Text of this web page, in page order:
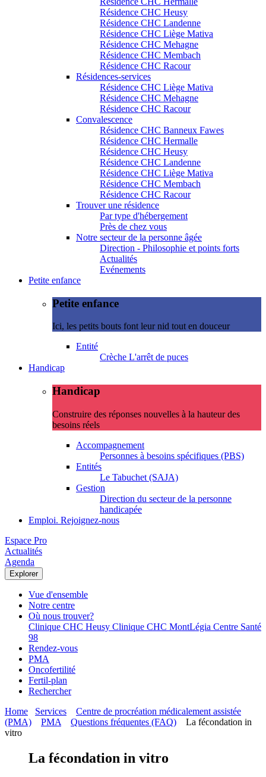
Résidence CHC Heusy
Résidence CHC Landenne
Résidence CHC Liège Mativa
Résidence CHC Mehagne
Résidence CHC Membach
Résidence CHC Racour
Résidences-services
Résidence CHC Liège Mativa
Résidence CHC Mehagne
Résidence CHC Racour
Convalescence
Résidence CHC Banneux Fawes
Résidence CHC Hermalle
Résidence CHC Heusy
Résidence CHC Landenne
Résidence CHC Liège Mativa
Résidence CHC Membach
Résidence CHC Racour
Trouver une résidence
Par type d'hébergement
Près de chez vous
Notre secteur de la personne âgée
Direction - Philosophie et points forts
Actualités
Evénements
Petite enfance
Petite enfance
Ici, les petits bouts font leur nid tout en douceur
Entité
Crèche L'arrêt de puces
Handicap
Handicap
Construire des réponses nouvelles à la hauteur des
besoins réels
Accompagnement
Personnes à besoins spécifiques (PBS)
Entités
Le Tabuchet (SAJA)
Gestion
Direction du secteur de la personne
handicapée
Emploi. Rejoignez-nous
Espace Pro
Actualités
Agenda
Explorer
Vue d'ensemble
Notre centre
Où nous trouver?
Clinique CHC Heusy Clinique CHC MontLégia Centre Santé
98
Rendez-vous
PMA
Oncofertilité
Fertil-plan
Rechercher
Home
Services
Centre de procréation médicalement assistée
(PMA)
PMA Questions fréquentes (FAQ)
La fécondation in
vitro
La fécondation in vitro